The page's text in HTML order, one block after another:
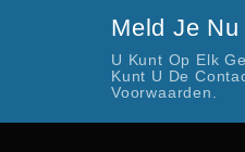
Meld Je
U Kunt Op Elk
Kunt U De
Voorwaarden.